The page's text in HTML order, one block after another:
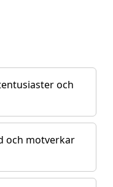
och
och motverkar